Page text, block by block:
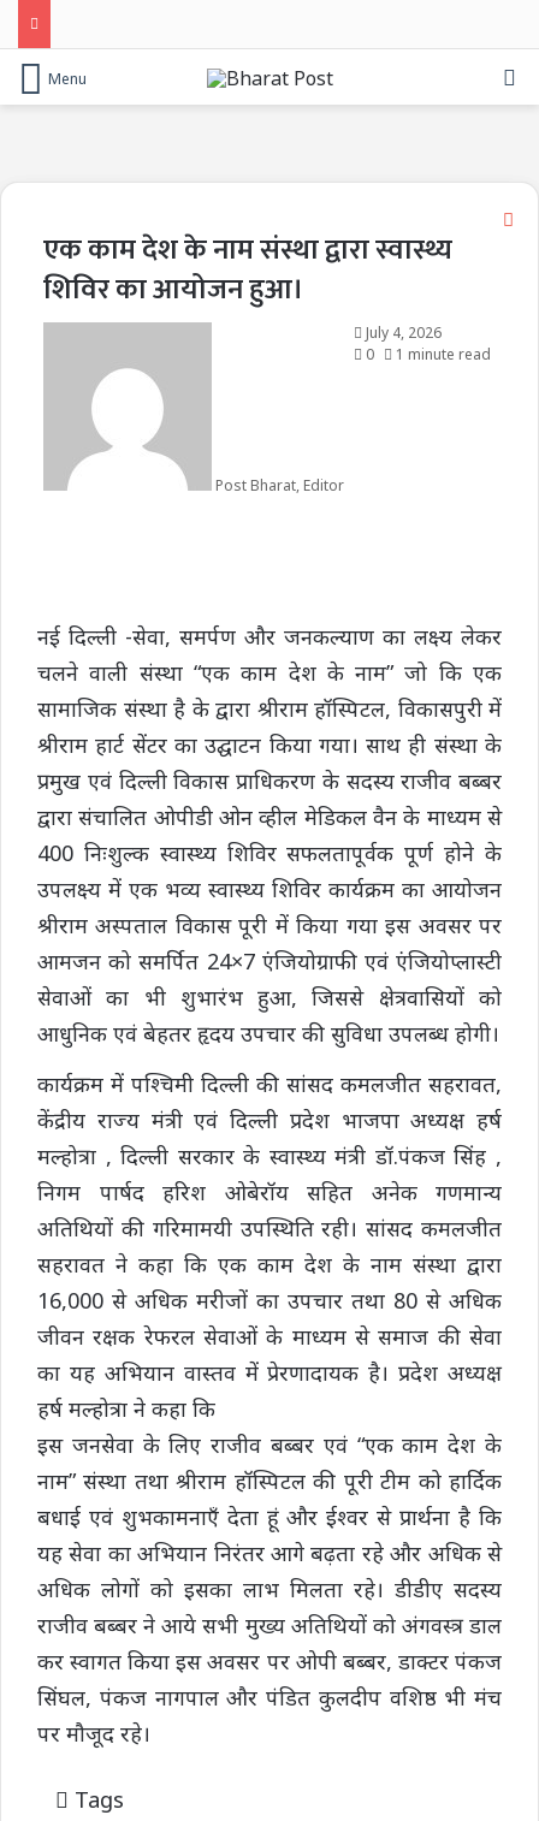
Menu
एक काम देश के नाम संस्था द्वारा स्वास्थ्य
शिविर का आयोजन हुआ।
Post Bharat, Editor
July 4, 2026
0
1 minute read
नई दिल्ली -सेवा, समर्पण और जनकल्याण का लक्ष्य लेकर
चलने वाली संस्था “एक काम देश के नाम” जो कि एक
सामाजिक संस्था है के द्वारा श्रीराम हॉस्पिटल, विकासपुरी में
श्रीराम हार्ट सेंटर का उद्घाटन किया गया। साथ ही संस्था के
प्रमुख एवं दिल्ली विकास प्राधिकरण के सदस्य राजीव बब्बर
द्वारा संचालित ओपीडी ओन व्हील मेडिकल वैन के माध्यम से
400 निःशुल्क स्वास्थ्य शिविर सफलतापूर्वक पूर्ण होने के
उपलक्ष्य में एक भव्य स्वास्थ्य शिविर कार्यक्रम का आयोजन
श्रीराम अस्पताल विकास पूरी में किया गया इस अवसर पर
आमजन को समर्पित 24×7 एंजियोग्राफी एवं एंजियोप्लास्टी
सेवाओं का भी शुभारंभ हुआ, जिससे क्षेत्रवासियों को
आधुनिक एवं बेहतर हृदय उपचार की सुविधा उपलब्ध होगी।
कार्यक्रम में पश्चिमी दिल्ली की सांसद कमलजीत सहरावत,
केंद्रीय राज्य मंत्री एवं दिल्ली प्रदेश भाजपा अध्यक्ष हर्ष
मल्होत्रा , दिल्ली सरकार के स्वास्थ्य मंत्री डॉ.पंकज सिंह ,
निगम पार्षद हरिश ओबेरॉय सहित अनेक गणमान्य
अतिथियों की गरिमामयी उपस्थिति रही। सांसद कमलजीत
सहरावत ने कहा कि एक काम देश के नाम संस्था द्वारा
16,000 से अधिक मरीजों का उपचार तथा 80 से अधिक
जीवन रक्षक रेफरल सेवाओं के माध्यम से समाज की सेवा
का यह अभियान वास्तव में प्रेरणादायक है। प्रदेश अध्यक्ष
हर्ष मल्होत्रा ने कहा कि
इस जनसेवा के लिए राजीव बब्बर एवं “एक काम देश के
नाम” संस्था तथा श्रीराम हॉस्पिटल की पूरी टीम को हार्दिक
बधाई एवं शुभकामनाएँ देता हूं और ईश्वर से प्रार्थना है कि
यह सेवा का अभियान निरंतर आगे बढ़ता रहे और अधिक से
अधिक लोगों को इसका लाभ मिलता रहे। डीडीए सदस्य
राजीव बब्बर ने आये सभी मुख्य अतिथियों को अंगवस्त्र डाल
कर स्वागत किया इस अवसर पर ओपी बब्बर, डाक्टर पंकज
सिंघल, पंकज नागपाल और पंडित कुलदीप वशिष्ठ भी मंच
पर मौजूद रहे।
Tags